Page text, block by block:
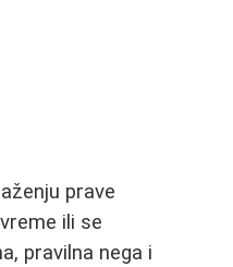
prave
ili se
pravilna nega i